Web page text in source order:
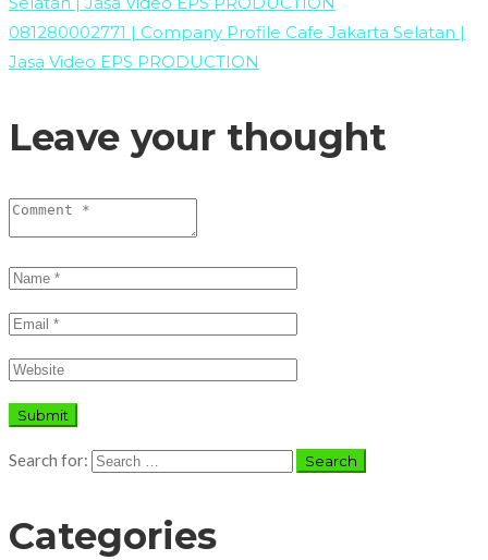
081280002771 | Company Profile Cafe Jakarta Selatan |
Jasa Video EPS PRODUCTION
Leave your thought
Search for:
Categories